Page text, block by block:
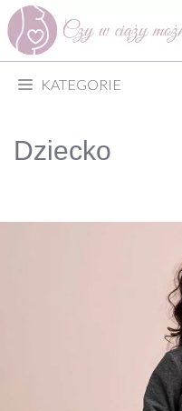
Przejdź
do
treści
KATEGORIE
Dziecko